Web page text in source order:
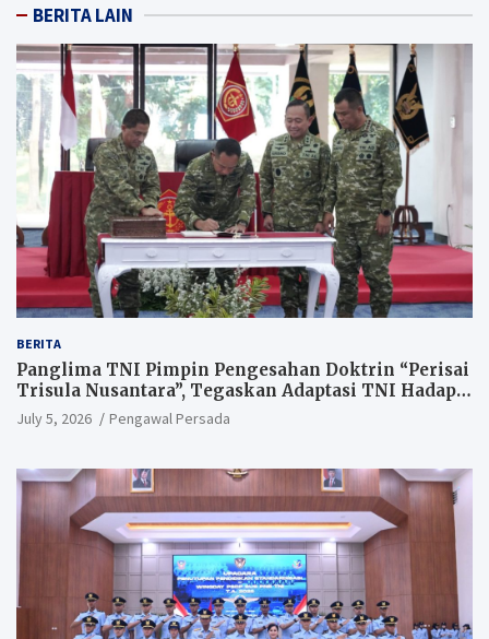
BERITA LAIN
BERITA
Panglima TNI Pimpin Pengesahan Doktrin “Perisai
Trisula Nusantara”, Tegaskan Adaptasi TNI Hadapi
Perang Modern
July 5, 2026 Pengawal Persada